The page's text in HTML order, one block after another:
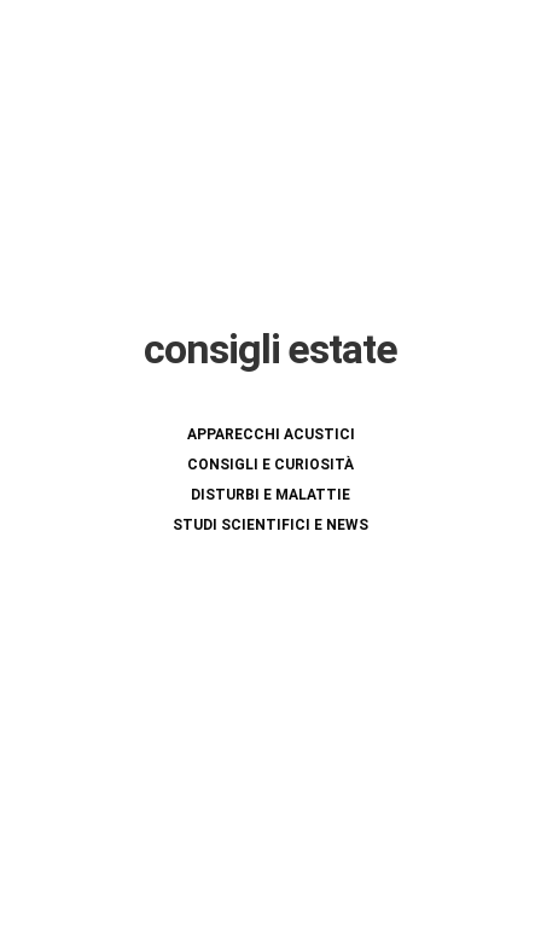
consigli estate
APPARECCHI ACUSTICI
CONSIGLI E CURIOSITÀ
DISTURBI E MALATTIE
STUDI SCIENTIFICI E NEWS